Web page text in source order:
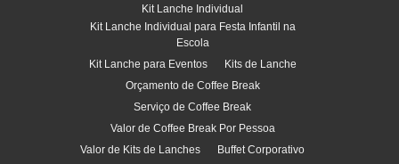
Kit Lanche Individual
Kit Lanche Individual para Festa Infantil na
Escola
Kit Lanche para Eventos
Kits de Lanche
Orçamento de Coffee Break
Serviço de Coffee Break
Valor de Coffee Break Por Pessoa
Valor de Kits de Lanches
Buffet Corporativo